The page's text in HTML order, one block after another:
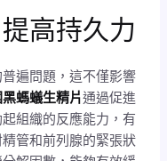
高持久力
遍問題，這不僅影響
螞蟻生精片通過促進
組織的反應能力，有
管和前列腺的緊張狀